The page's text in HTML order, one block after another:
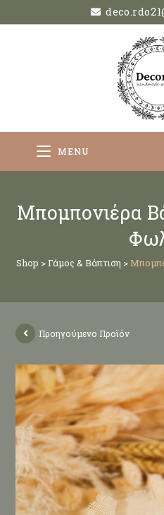
MENU
Μπομπονιέρα
Shop >Γάμος & Βάπτιση >
Προηγούμενο Προϊόν